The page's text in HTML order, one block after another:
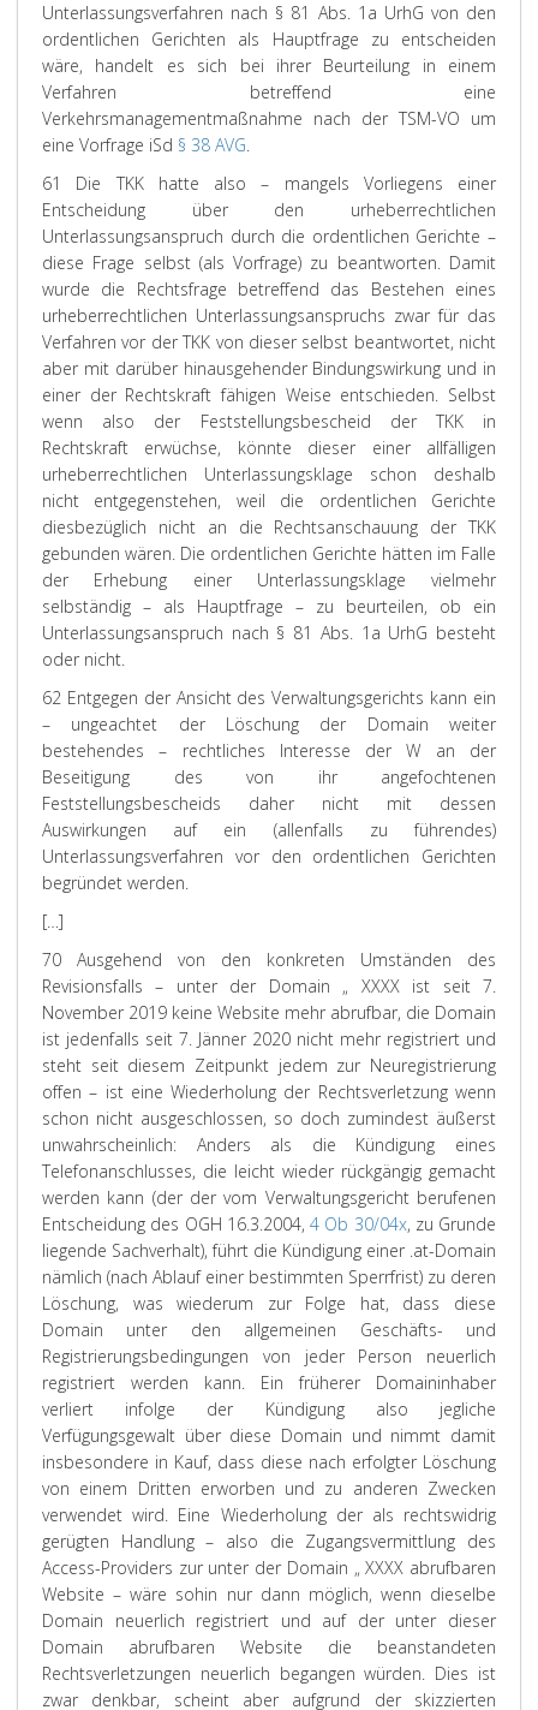
Unterlassungsverfahren nach § 81 Abs. 1a UrhG von den
ordentlichen Gerichten als Hauptfrage zu entscheiden
wäre, handelt es sich bei ihrer Beurteilung in einem
Verfahren betreffend eine
Verkehrsmanagementmaßnahme nach der TSM-VO um
eine Vorfrage iSd § 38 AVG.
61 Die TKK hatte also – mangels Vorliegens einer
Entscheidung über den urheberrechtlichen
Unterlassungsanspruch durch die ordentlichen Gerichte –
diese Frage selbst (als Vorfrage) zu beantworten. Damit
wurde die Rechtsfrage betreffend das Bestehen eines
urheberrechtlichen Unterlassungsanspruchs zwar für das
Verfahren vor der TKK von dieser selbst beantwortet, nicht
aber mit darüber hinausgehender Bindungswirkung und in
einer der Rechtskraft fähigen Weise entschieden. Selbst
wenn also der Feststellungsbescheid der TKK in
Rechtskraft erwüchse, könnte dieser einer allfälligen
urheberrechtlichen Unterlassungsklage schon deshalb
nicht entgegenstehen, weil die ordentlichen Gerichte
diesbezüglich nicht an die Rechtsanschauung der TKK
gebunden wären. Die ordentlichen Gerichte hätten im Falle
der Erhebung einer Unterlassungsklage vielmehr
selbständig – als Hauptfrage – zu beurteilen, ob ein
Unterlassungsanspruch nach § 81 Abs. 1a UrhG besteht
oder nicht.
62 Entgegen der Ansicht des Verwaltungsgerichts kann ein
– ungeachtet der Löschung der Domain weiter
bestehendes – rechtliches Interesse der W an der
Beseitigung des von ihr angefochtenen
Feststellungsbescheids daher nicht mit dessen
Auswirkungen auf ein (allenfalls zu führendes)
Unterlassungsverfahren vor den ordentlichen Gerichten
begründet werden.
[…]
70 Ausgehend von den konkreten Umständen des
Revisionsfalls – unter der Domain „ XXXX ist seit 7.
November 2019 keine Website mehr abrufbar, die Domain
ist jedenfalls seit 7. Jänner 2020 nicht mehr registriert und
steht seit diesem Zeitpunkt jedem zur Neuregistrierung
offen – ist eine Wiederholung der Rechtsverletzung wenn
schon nicht ausgeschlossen, so doch zumindest äußerst
unwahrscheinlich: Anders als die Kündigung eines
Telefonanschlusses, die leicht wieder rückgängig gemacht
werden kann (der der vom Verwaltungsgericht berufenen
Entscheidung des OGH 16.3.2004, 4 Ob 30/04x, zu Grunde
liegende Sachverhalt), führt die Kündigung einer .at-Domain
nämlich (nach Ablauf einer bestimmten Sperrfrist) zu deren
Löschung, was wiederum zur Folge hat, dass diese
Domain unter den allgemeinen Geschäfts- und
Registrierungsbedingungen von jeder Person neuerlich
registriert werden kann. Ein früherer Domaininhaber
verliert infolge der Kündigung also jegliche
Verfügungsgewalt über diese Domain und nimmt damit
insbesondere in Kauf, dass diese nach erfolgter Löschung
von einem Dritten erworben und zu anderen Zwecken
verwendet wird. Eine Wiederholung der als rechtswidrig
gerügten Handlung – also die Zugangsvermittlung des
Access-Providers zur unter der Domain „ XXXX abrufbaren
Website – wäre sohin nur dann möglich, wenn dieselbe
Domain neuerlich registriert und auf der unter dieser
Domain abrufbaren Website die beanstandeten
Rechtsverletzungen neuerlich begangen würden. Dies ist
zwar denkbar, scheint aber aufgrund der skizzierten